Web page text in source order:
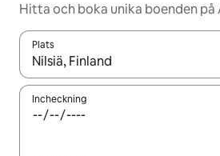
Hitta och boka unika boenden på
Plats
När resultaten är tillgängliga kan
Incheckning